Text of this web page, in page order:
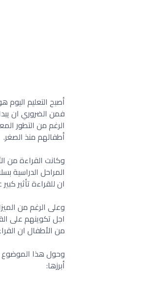
أصبح التعليم
فمن الضروري ان
الرغم من التطور
أطفالهم منذ الصغر.
وكانت القراءة من
المراحل الدراسية
ان للقراءة تأثير
وعلى الرغم من
اجل تكوينهم على
من الأطفال ان
وحول هذا الموضوع
أبرزها: